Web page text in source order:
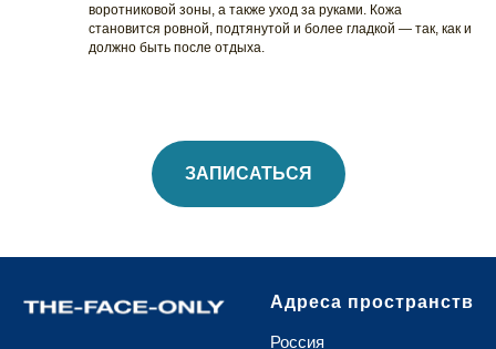
воротниковой зоны, а также уход за руками. Кожа
становится ровной, подтянутой и более гладкой — так, как и
должно быть после отдыха.
ЗАПИСАТЬСЯ
Адреса пространств
Россия